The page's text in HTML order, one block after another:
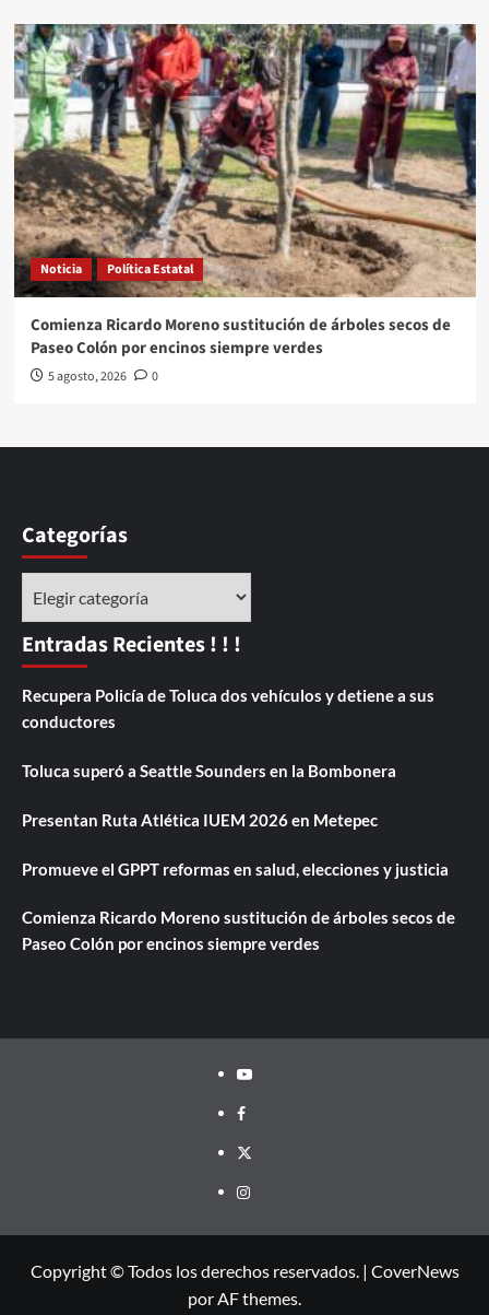
Noticia Política Estatal
Comienza Ricardo Moreno sustitución de árboles secos de
Paseo Colón por encinos siempre verdes
5 agosto, 2026 0
Categorías
Entradas Recientes ! ! !
Recupera Policía de Toluca dos vehículos y detiene a sus
conductores
Toluca superó a Seattle Sounders en la Bombonera
Presentan Ruta Atlética IUEM 2026 en Metepec
Promueve el GPPT reformas en salud, elecciones y justicia
Comienza Ricardo Moreno sustitución de árboles secos de
Paseo Colón por encinos siempre verdes
Youtube
Facebook
Twitter
Instagram
Copyright © Todos los derechos reservados. | CoverNews
por AF themes.